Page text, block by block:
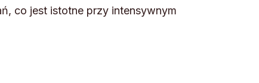
co jest istotne przy intensywnym